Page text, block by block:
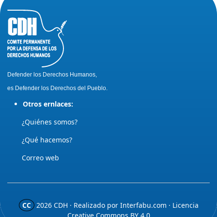
Defender los Derechos Humanos,
es Defender los Derechos del Pueblo.
Otros ernlaces:
¿Quiénes somos?
¿Qué hacemos?
Correo web
CC 2026CDH · Realizado por Interfabu.com · Licencia
Creative Commons BY 4.0